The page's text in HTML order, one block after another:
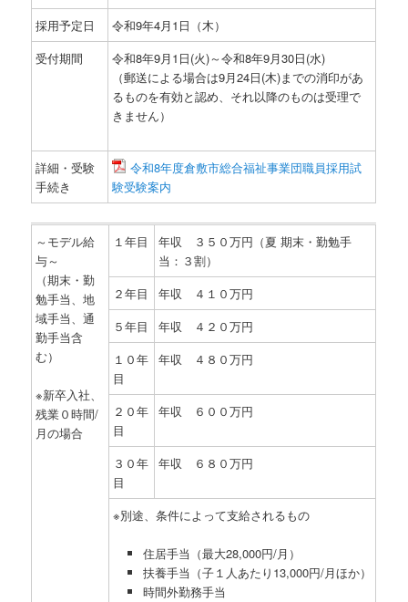
採用予定日
令和9年4月1日（木）
受付期間
令和8年9月1日(火)～令和8年9月30日(水)
（郵送による場合は9月24日(木)までの消印があ
るものを有効と認め、それ以降のものは受理で
きません）
詳細・受験
手続き
令和8年度倉敷市総合福祉事業団職員採用試
験受験案内
～モデル給
与～
（期末・勤
勉手当、地
域手当、通
勤手当含
む）
※新卒入社、
残業０時間/
月の場合
１年目
年収 ３５０万円（夏 期末・勤勉手
当：３割）
２年目
年収 ４１０万円
５年目
年収 ４２０万円
１０年
目
年収 ４８０万円
２０年
目
年収 ６００万円
３０年
目
年収 ６８０万円
※別途、条件によって支給されるもの
住居手当（最大28,000円/月）
扶養手当（子１人あたり13,000円/月ほか）
時間外勤務手当